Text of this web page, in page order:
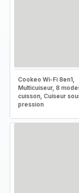
Cookeo Wi-Fi 8en1,
Multicuiseur, 8
cuisson, Cuiseur
pression